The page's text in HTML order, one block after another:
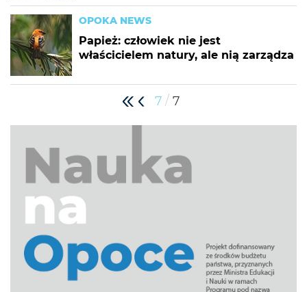
OPOKA NEWS
Papież: człowiek nie jest
właścicielem natury, ale nią zarządza
7 / 7